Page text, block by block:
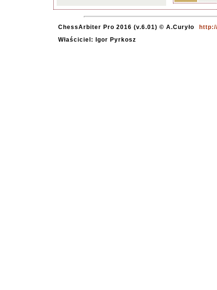
ChessArbiter Pro 2016 (v.6.01) © A.Curyło
Właściciel: Igor Pyrkosz